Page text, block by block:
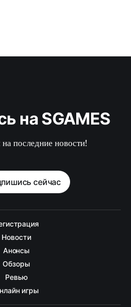
на SGAMES
последние новости!
сейчас
Новости
Анонсы
Обзоры
Ревью
игры